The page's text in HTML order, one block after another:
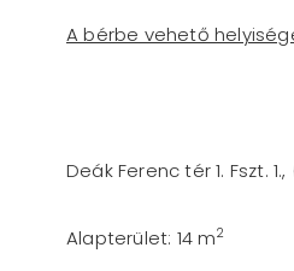
A bérbe vehető
Deák Ferenc tér 1. Fszt.
Alapterület: 14 m2